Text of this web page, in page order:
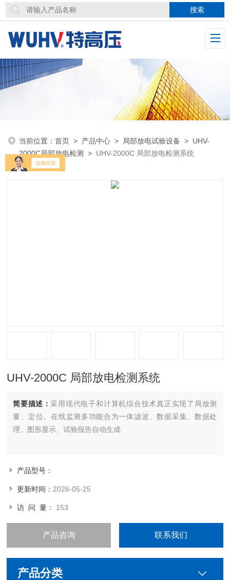
当前位置：首页 > 产品中心 > 局部放电试验设备 > UHV-
2000C局部放电检测
> UHV-2000C 局部放电检测系统
UHV-2000C 局部放电检测系统
简要描述： 采用现代电子和计算机综合技术真正实现了局放测
量、定位、在线监测多功能合为一体滤波、数据采集、数据处
理、图形显示、试验报告自动生成
产品型号：
更新时间： 2026-05-25
访 问 量： 153
产品咨询 联系我们
产品分类